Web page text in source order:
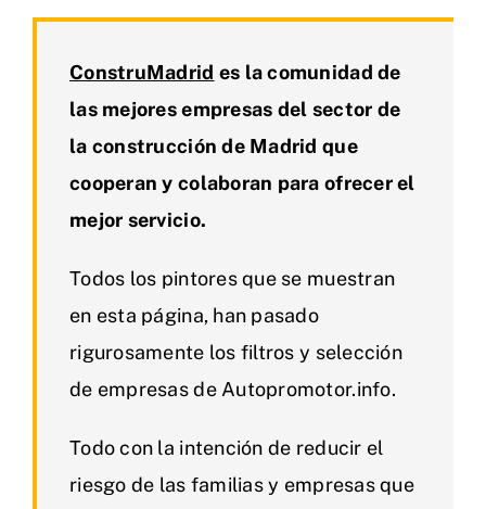
ConstruMadrid es la comunidad de
las mejores empresas del sector de
la construcción de Madrid que
cooperan y colaboran para ofrecer el
mejor servicio.
Todos los pintores que se muestran
en esta página, han pasado
rigurosamente los filtros y selección
de empresas de Autopromotor.info.
Todo con la intención de reducir el
riesgo de las familias y empresas que